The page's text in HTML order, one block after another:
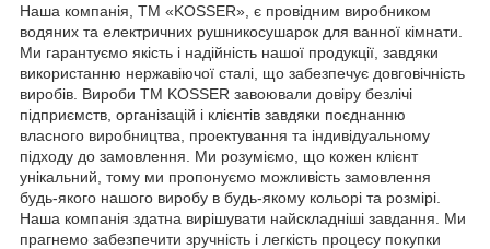
Наша компанія, ТМ «KOSSER», є провідним виробником
водяних та електричних рушникосушарок для ванної кімнати.
Ми гарантуємо якість і надійність нашої продукції, завдяки
використанню нержавіючої сталі, що забезпечує довговічність
виробів. Вироби ТМ KOSSER завоювали довіру безлічі
підприємств, організацій і клієнтів завдяки поєднанню
власного виробництва, проектування та індивідуальному
підходу до замовлення. Ми розуміємо, що кожен клієнт
унікальний, тому ми пропонуємо можливість замовлення
будь-якого нашого виробу в будь-якому кольорі та розмірі.
Наша компанія здатна вирішувати найскладніші завдання. Ми
прагнемо забезпечити зручність і легкість процесу покупки